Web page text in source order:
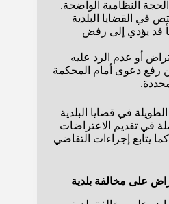
الحجة النظامية الواضحة.
في القضايا البلدية
قد يؤدي إلى رفض
أو عدم الرد عليه
رفع دعوى أمام المحكمة
في قضايا البلدية
في تقديم الاعتراضات
يتابع إجراءات التقاضي
على مخالفة بلدية